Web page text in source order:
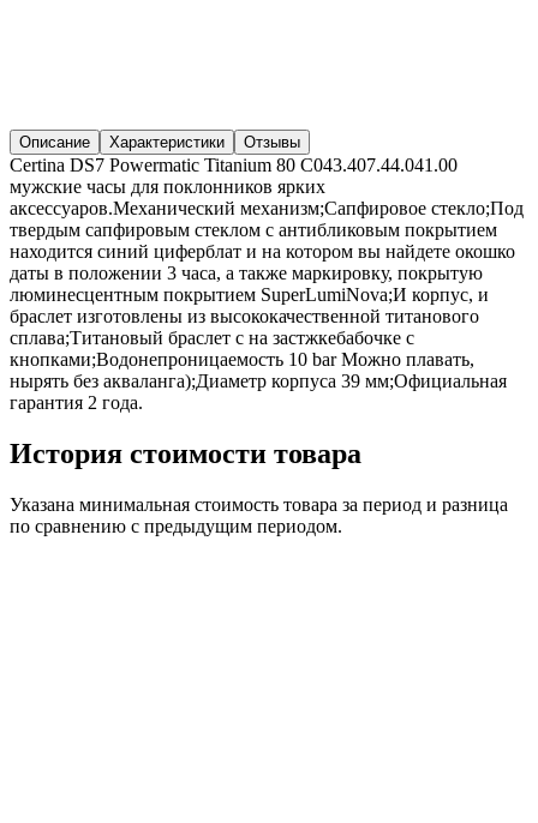
Описание Характеристики Отзывы
Certina DS7 Powermatic Titanium 80 C043.407.44.041.00
мужские часы для поклонников ярких
аксессуаров.Механический механизм;Сапфировое стекло;Под
твердым сапфировым стеклом с антибликовым покрытием
находится синий циферблат и на котором вы найдете окошко
даты в положении 3 часа, а также маркировку, покрытую
люминесцентным покрытием SuperLumiNova;И корпус, и
браслет изготовлены из высококачественной титанового
сплава;Титановый браслет с на застжкебабочке с
кнопками;Водонепроницаемость 10 bar Можно плавать,
нырять без акваланга);Диаметр корпуса 39 мм;Официальная
гарантия 2 года.
История стоимости товара
Указана минимальная стоимость товара за период и разница
по сравнению с предыдущим периодом.